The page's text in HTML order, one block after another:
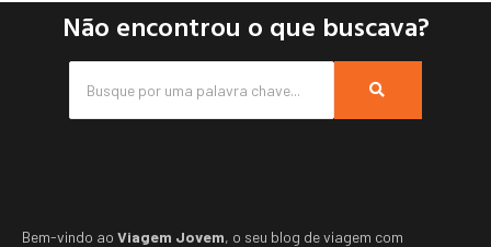
Não encontrou o que buscava?
Bem-vindo ao Viagem Jovem, o seu blog de viagem com